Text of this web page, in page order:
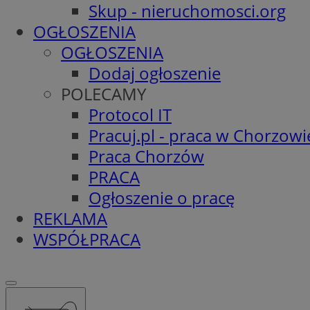
Skup - nieruchomosci.org
OGŁOSZENIA
OGŁOSZENIA
Dodaj ogłoszenie
POLECAMY
Protocol IT
Pracuj.pl - praca w
Praca Chorzów
PRACA
Ogłoszenie o pracę
REKLAMA
WSPÓŁPRACA